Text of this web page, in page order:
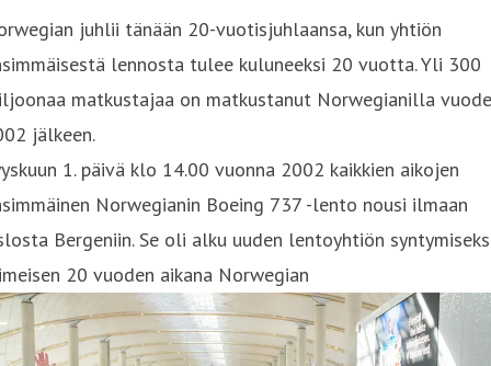
juhlii tänään 20-vuotisjuhlaansa, kun yhtiön
lennosta tulee kuluneeksi 20 vuotta. Yli 300
matkustajaa on matkustanut Norwegianilla
jälkeen.
1. päivä klo 14.00 vuonna 2002 kaikkien aikojen
Norwegianin Boeing 737 -lento nousi ilmaan
Bergeniin. Se oli alku uuden lentoyhtiön
20 vuoden aikana Norwegian